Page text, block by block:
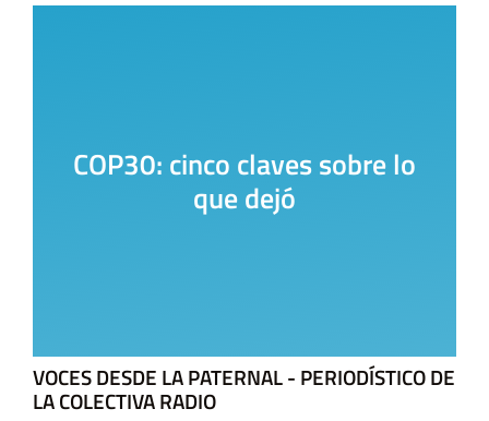
La Casa del Encuentro
VOCES DESDE LA PATERNAL - PERIODÍSTICO DE
LA COLECTIVA RADIO